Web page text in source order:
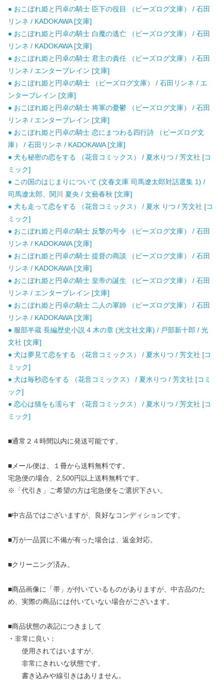
● おこぼれ姫と円卓の騎士 臣下の役目 （ビーズログ文庫） / 石田
リンネ / KADOKAWA [文庫]
● おこぼれ姫と円卓の騎士 白魔の逃亡 （ビーズログ文庫） / 石田
リンネ / KADOKAWA [文庫]
● おこぼれ姫と円卓の騎士 君主の責任 （ビーズログ文庫） / 石田
リンネ / エンターブレイン [文庫]
● おこぼれ姫と円卓の騎士 （ビーズログ文庫） / 石田リンネ / エ
ンターブレイン [文庫]
● おこぼれ姫と円卓の騎士 将軍の憂鬱 （ビーズログ文庫） / 石田
リンネ / エンターブレイン [文庫]
● おこぼれ姫と円卓の騎士 恋にまつわる四行詩 （ビーズログ文
庫） / 石田リンネ / KADOKAWA [文庫]
● 犬も秘密の恋をする （花音コミックス） / 夏水りつ / 芳文社 [コ
ミック]
● この国のはじまりについて (文春文庫 司馬遼太郎対話選集 1) /
司馬遼太郎、関川 夏央 / 文藝春秋 [文庫]
● 犬も走って恋をする （花音コミックス） / 夏水 りつ / 芳文社 [コ
ミック]
● おこぼれ姫と円卓の騎士 反撃の号令 （ビーズログ文庫） / 石田
リンネ / KADOKAWA [文庫]
● おこぼれ姫と円卓の騎士 提督の商談 （ビーズログ文庫） / 石田
リンネ / KADOKAWA [文庫]
● おこぼれ姫と円卓の騎士 皇帝の誕生 （ビーズログ文庫） / 石田
リンネ / エンターブレイン [文庫]
● おこぼれ姫と円卓の騎士 二人の軍師 （ビーズログ文庫） / 石田
リンネ / KADOKAWA [文庫]
● 服部半蔵 長編歴史小説 4 木の章 (光文社文庫) / 戸部新十郎 / 光
文社 [文庫]
● 犬は夢見て恋をする （花音コミックス） / 夏水りつ / 芳文社 [コ
ミック]
● 犬は毎秒恋をする （花音コミックス） / 夏水りつ / 芳文社 [コミ
ック]
● 恋心は猫をも濡らす （花音コミックス） / 夏水りつ / 芳文社 [コ
ミック]
■通常２４時間以内に発送可能です。
■メール便は、１冊から送料無料です。
宅急便の場合、2,500円以上送料無料です。
※「代引き」ご希望の方は宅急便をご選択下さい。
■中古品ではございますが、良好なコンディションです。
■万が一品質に不備が有った場合は、返金対応。
■クリーニング済み。
■商品画像に「帯」が付いているものがありますが、中古品のた
め、実際の商品には付いていない場合がございます。
■商品状態の表記につきまして
・非常に良い：
使用されてはいますが、
非常にきれいな状態です。
書き込みや線引きはありません。